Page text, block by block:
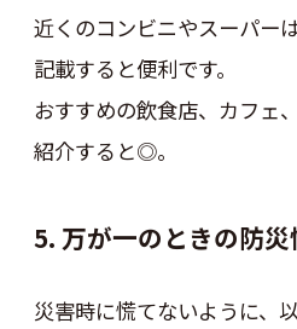
近くのコンビニやスーパーは
記載すると便利です。
おすすめの飲食店、カフェ
紹介すると◎。
5. 万が一のときの防災
災害時に慌てないように、